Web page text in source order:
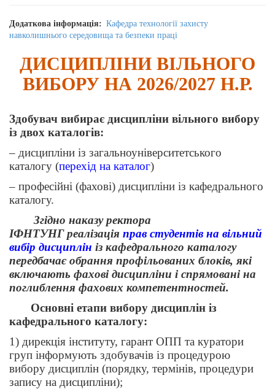
Додаткова інформація
Кафедра технології захисту
навколишнього середовища та безпеки праці
ДИСЦИПЛІНИ ВІЛЬНОГО
ВИБОРУ НА 2026/2027 Н.Р.
Здобувач вибирає дисципліни вільного вибору
із двох каталогів:
– дисципліни із загальноуніверситетського
каталогу (перехід на каталог)
– професійні (фахові) дисципліни із кафедрального
каталогу.
Згідно наказу ректора
ІФНТУНГ реалізація прав студентів на вільний
вибір дисциплін із кафедрального каталогу
передбачає обрання профільованих блоків, які
включають фахові дисципліни і спрямовані на
поглиблення фахових компетентностей.
Основні етапи вибору дисциплін із
кафедрального каталогу:
1) дирекція інституту, гарант ОПП та куратори
груп інформують здобувачів із процедурою
вибору дисциплін (порядку, термінів, процедури
запису на дисципліни);